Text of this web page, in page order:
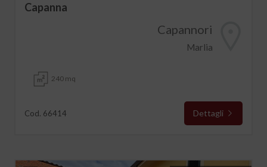
Capanna
Capannori
Marlia
240 mq
Cod. 66414 Dettagli